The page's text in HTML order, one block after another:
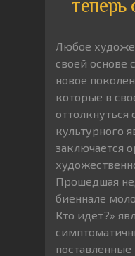
теперь
Любое
своей основе
новое
которые в
культурного
заключается
Прошедшая
биеннале
Кто идет?»